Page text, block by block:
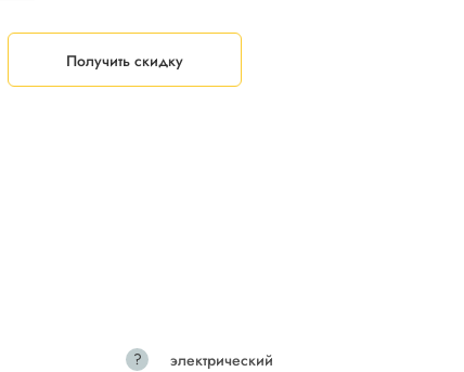
Получить скидку
?
электрический